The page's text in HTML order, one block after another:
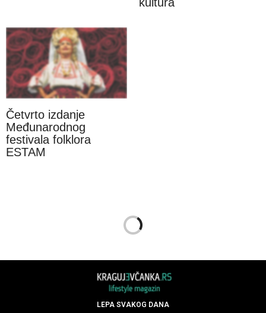
kultura
Četvrto izdanje
Međunarodnog
festivala folklora
ESTAM
Počela su letnja sniženja